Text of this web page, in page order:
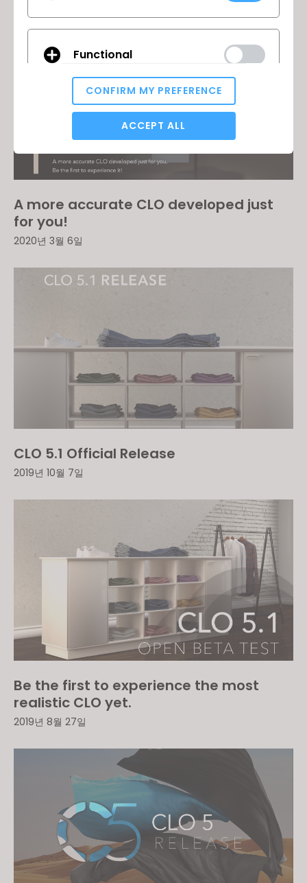
A more accurate CLO developed just
for you!
2020년 3월 6일
CLO 5.1 Official Release
2019년 10월 7일
Be the first to experience the most
realistic CLO yet.
2019년 8월 27일
Functional
Analytical / Performance
Targeting
If you reject all, some features might not function
properly.Reject All
CONFIRM MY PREFERENCE
ACCEPT ALL